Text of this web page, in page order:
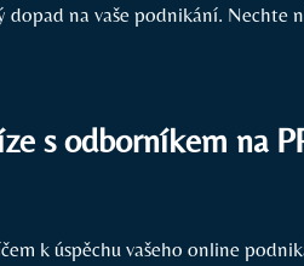
na vaše podnikání. Nechte
s odborníkem na
k úspěchu vašeho online